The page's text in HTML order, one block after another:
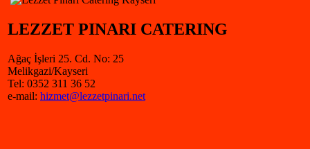
LEZZET PINARI CATERING
Ağaç İşleri 25. Cd. No: 25
Melikgazi/Kayseri
Tel: 0352 311 36 52
e-mail: hizmet@lezzetpinari.net